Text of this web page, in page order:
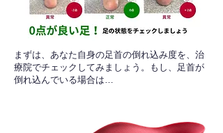
​まずは、あなた自身の足首の倒れ込み度を、治
療院でチェックしてみましょう。もし、足首が
倒れ込んでいる場合は…